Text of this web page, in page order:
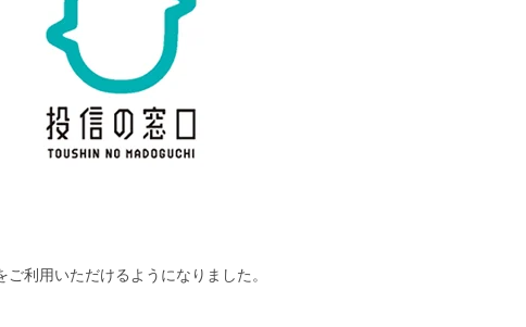
利用いただけるようになりました。